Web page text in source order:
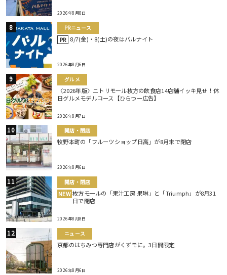
2026年8月8日
PRニュース
PR 8/7(金)・8(土)の夜はバルナイト
2026年8月6日
グルメ
〈2026年版〉ニトリモール枚方の飲食店14店舗イッキ見せ！休
日グルメモデルコース【ひらつー広告】
2026年8月7日
開店・閉店
牧野本町の「フルーツショップ日高」が8月末で閉店
2026年8月6日
開店・閉店
NEW 枚方モールの「果汁工房 果琳」と「Triumph」が8月31
日で閉店
2026年8月8日
ニュース
京都のはちみつ専門店がくずモに。3日間限定
2026年8月6日